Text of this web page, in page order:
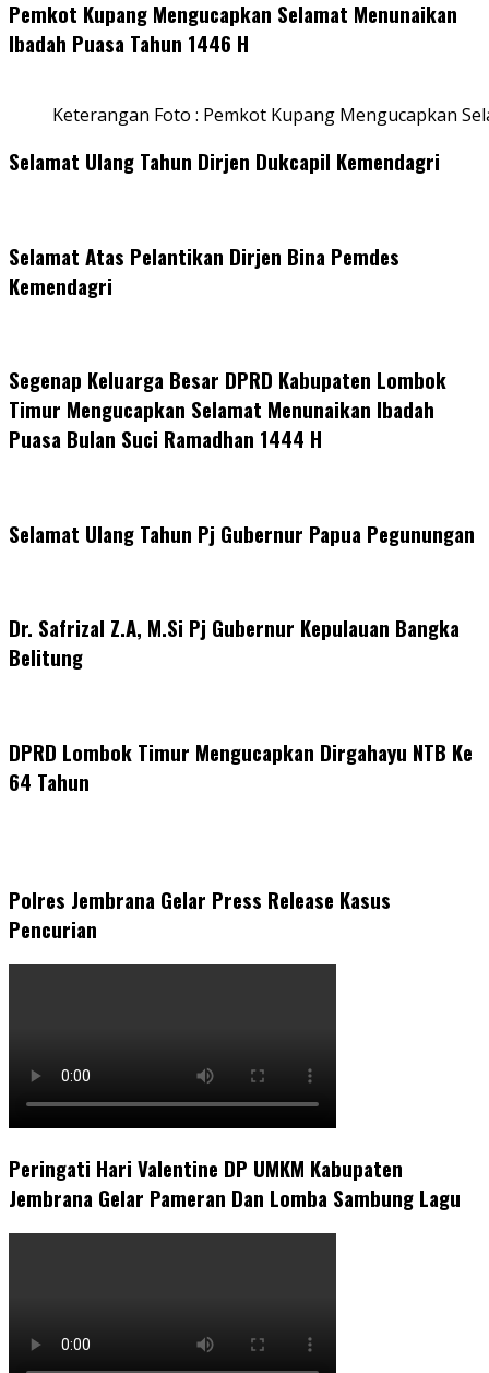
Pemkot Kupang Mengucapkan Selamat Menunaikan
Ibadah Puasa Tahun 1446 H
Keterangan Foto : Pemkot Kupang Mengucapkan
Selamat Ulang Tahun Dirjen Dukcapil Kemendagri
Selamat Atas Pelantikan Dirjen Bina Pemdes
Kemendagri
Segenap Keluarga Besar DPRD Kabupaten Lombok
Timur Mengucapkan Selamat Menunaikan Ibadah
Puasa Bulan Suci Ramadhan 1444 H
Selamat Ulang Tahun Pj Gubernur Papua Pegunungan
Dr. Safrizal Z.A, M.Si Pj Gubernur Kepulauan Bangka
Belitung
DPRD Lombok Timur Mengucapkan Dirgahayu NTB Ke
64 Tahun
Polres Jembrana Gelar Press Release Kasus
Pencurian
Peringati Hari Valentine DP UMKM Kabupaten
Jembrana Gelar Pameran Dan Lomba Sambung Lagu